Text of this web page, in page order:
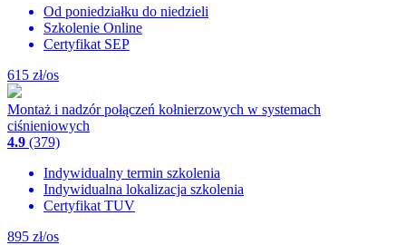
Od poniedziałku do niedzieli
Szkolenie Online
Certyfikat SEP
615 zł/os
Montaż i nadzór połączeń kołnierzowych w systemach
ciśnieniowych
4.9 (379)
Indywidualny termin szkolenia
Indywidualna lokalizacja szkolenia
Certyfikat TUV
895 zł/os